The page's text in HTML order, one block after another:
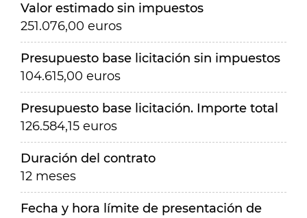
Valor estimado sin impuestos
251.076,00 euros
Presupuesto base licitación sin impuestos
104.615,00 euros
Presupuesto base licitación. Importe total
126.584,15 euros
Duración del contrato
12 meses
Fecha y hora límite de presentación de